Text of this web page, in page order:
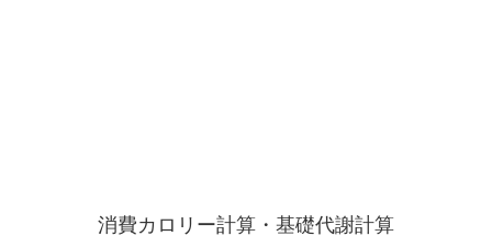
消費カロリー計算・基礎代謝計算